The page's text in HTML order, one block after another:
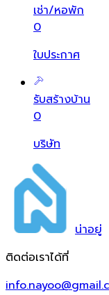
เช่า/หอพัก
0
ใบประกาศ
รับสร้างบ้าน
0
บริษัท
น่าอยู่
ติดต่อเราได้ที่